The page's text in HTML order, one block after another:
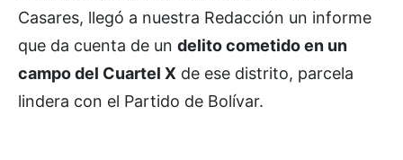
Casares, llegó a nuestra Redacción un informe
que da cuenta de un delito cometido en un
campo del Cuartel X de ese distrito, parcela
lindera con el Partido de Bolívar.